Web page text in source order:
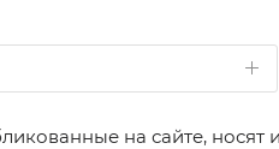
на сайте,